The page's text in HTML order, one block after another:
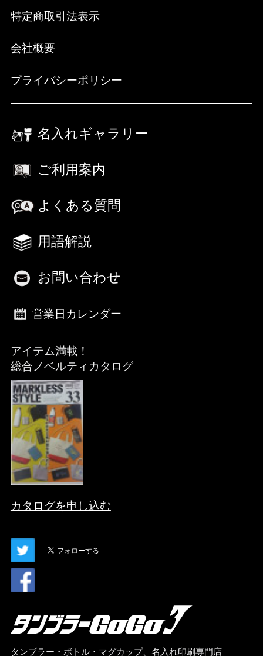
特定商取引法表示
会社概要
プライバシーポリシー
名入れギャラリー
ご利用案内
よくある質問
用語解説
お問い合わせ
営業日カレンダー
アイテム満載！
総合ノベルティカタログ
カタログを申し込む
タンブラー・ボトル・マグカップ、名入れ印刷専門店